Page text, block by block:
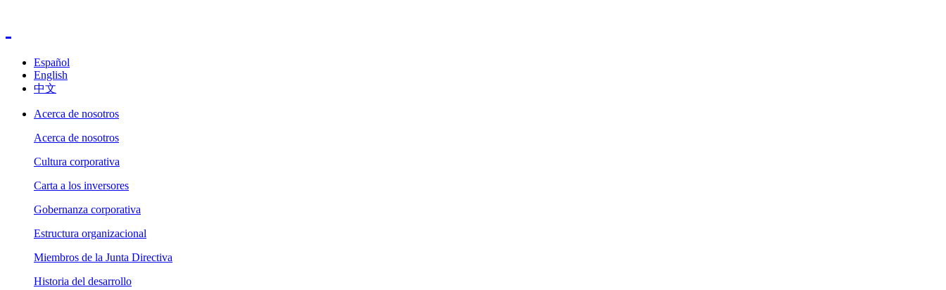
Español
English
中文
Acerca de nosotros
Acerca de nosotros
Cultura corporativa
Carta a los inversores
Gobernanza corporativa
Estructura organizacional
Miembros de la Junta Directiva
Historia del desarrollo